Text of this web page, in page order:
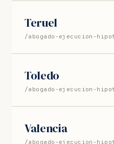
Teruel
/abogado-ejecucion-
Toledo
/abogado-ejecucion-
Valencia
/abogado-ejecucion-